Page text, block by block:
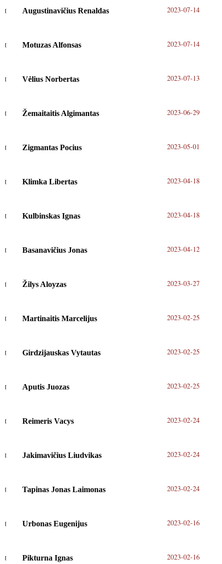
Augustinavičius Renaldas 2023-07-14
Motuzas Alfonsas 2023-07-14
Vėlius Norbertas 2023-07-13
Žemaitaitis Algimantas 2023-06-29
Zigmantas Pocius 2023-05-01
Klimka Libertas 2023-04-18
Kulbinskas Ignas 2023-04-18
Basanavičius Jonas 2023-04-12
Žilys Aloyzas 2023-03-27
Martinaitis Marcelijus 2023-02-25
Girdzijauskas Vytautas 2023-02-25
Aputis Juozas 2023-02-25
Reimeris Vacys 2023-02-24
Jakimavičius Liudvikas 2023-02-24
Tapinas Jonas Laimonas 2023-02-24
Urbonas Eugenijus 2023-02-16
Pikturna Ignas 2023-02-16